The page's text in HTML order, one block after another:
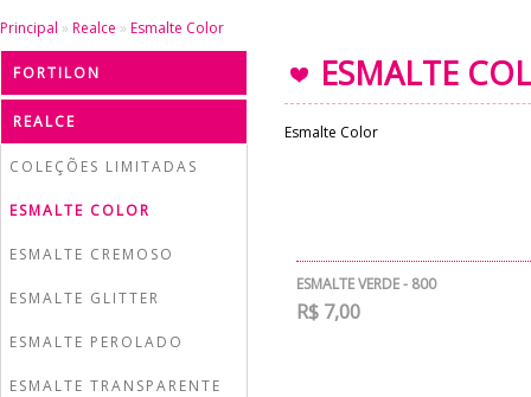
Principal » Realce » Esmalte Color
FORTILON
REALCE
COLEÇÕES LIMITADAS
ESMALTE COLOR
ESMALTE CREMOSO
ESMALTE GLITTER
ESMALTE PEROLADO
ESMALTE TRANSPARENTE
ESMALTE
Esmalte Color
ESMALTE VERDE - 800
R$ 7,00